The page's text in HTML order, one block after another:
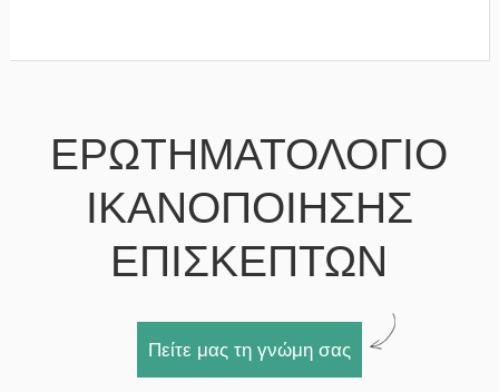
ΕΡΩΤΗΜΑΤΟΛΟΓΙΟ
ΙΚΑΝΟΠΟΙΗΣΗΣ
ΕΠΙΣΚΕΠΤΩΝ
Πείτε μας τη γνώμη σας